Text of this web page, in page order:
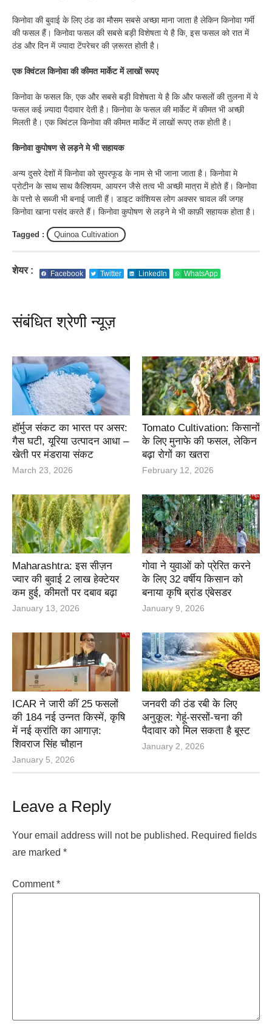
किनोवा की बुवाई के लिए ठंड का मौसम सबसे अच्छा माना जाता है लेकिन किनोवा गर्मी
की फसल हैं। किनोवा फसल की सबसे बड़ी विशेषता ये है कि, इस फसल को रात में
ठंड और दिन में ज्यादा टेंपरेचर की ज़रूरत होती है।
एक क्विंटल किनोवा की कीमत मार्केट में लाखों रूपए
किनोवा के फसल कि, एक और सबसे बड़ी विशेषता ये है कि और फसलों की तुलना में ये
फसल कई ज़्यादा पैदावार देती है। किनोवा के फसल की मार्केट में कीमत भी अच्छी
मिलती है। एक क्विंटल किनोवा की कीमत मार्केट में लाखों रूपए तक होती है।
किनोवा कुपोषण से लड़ने मे भी सहायक
अन्य दुसरे देशों में किनोवा को सुपरफूड के नाम से भी जाना जाता है। किनोवा मे
प्रोटीन के साथ साथ कैल्शियम, आयरन जैसे तत्व भी अच्छी मात्रा में होते हैं। किनोवा
के पत्तो से सब्जी भी बनाई जाती हैं। डाइट कांशियस लोग अक्सर चावल की जगह
किनोवा खाना पसंद करते हैं। किनोवा कुपोषण से लड़ने मे भी काफ़ी सहायक होता है।
Tagged : Quinoa Cultivation
शेयर : Facebook Twitter LinkedIn WhatsApp
संबंधित श्रेणी न्यूज़
हॉर्मुज संकट का भारत पर असर:
गैस घटी, यूरिया उत्पादन आधा –
खेती पर मंडराया संकट
March 23, 2026
Tomato Cultivation: किसानों
के लिए मुनाफे की फसल, लेकिन
बढ़ा रोगों का खतरा
February 12, 2026
Maharashtra: इस सीज़न
ज्वार की बुवाई 2 लाख हेक्टेयर
कम हुई, कीमतों पर दबाव बढ़ा
January 13, 2026
गोवा ने युवाओं को प्रेरित करने
के लिए 32 वर्षीय किसान को
बनाया कृषि ब्रांड एंबेसडर
January 9, 2026
ICAR ने जारी कीं 25 फसलों
की 184 नई उन्नत किस्में, कृषि
में नई क्रांति का आगाज़:
शिवराज सिंह चौहान
January 5, 2026
जनवरी की ठंड रबी के लिए
अनुकूल: गेहूं-सरसों-चना की
पैदावार को मिल सकता है बूस्ट
January 2, 2026
Leave a Reply
Your email address will not be published. Required fields
are marked *
Comment*